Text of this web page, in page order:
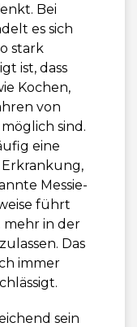
Bei
es sich
stark
ist, dass
Kochen,
von
sind.
eine
Messie-
führt
mehr in der
Das
immer
sein